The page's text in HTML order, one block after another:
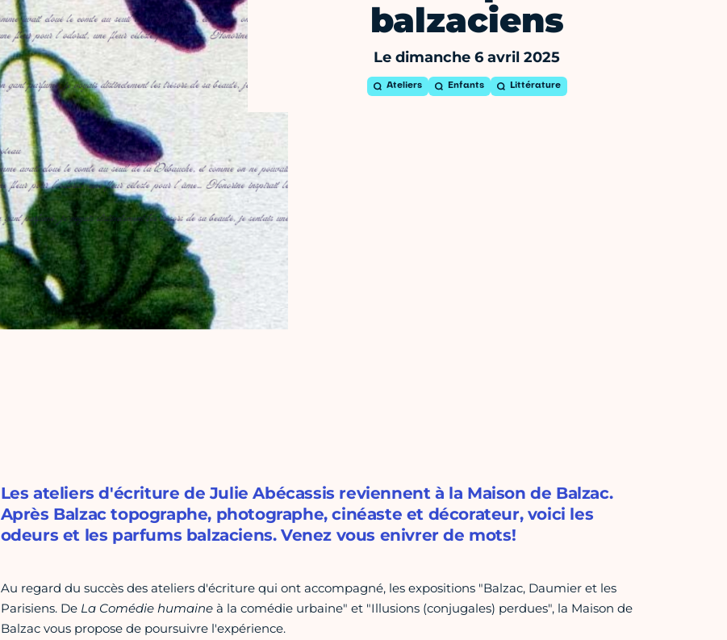
balzaciens
Le dimanche 6 avril 2025
Ateliers Enfants Littérature
Les ateliers d'écriture de Julie Abécassis reviennent à la Maison de Balzac.
Après Balzac topographe, photographe, cinéaste et décorateur, voici les
odeurs et les parfums balzaciens. Venez vous enivrer de mots!
Au regard du succès des ateliers d'écriture qui ont accompagné, les expositions "Balzac, Daumier et les
Parisiens. De La Comédie humaineà la comédie urbaine" et "Illusions (conjugales) perdues", la Maison de
Balzac vous propose de poursuivre l'expérience.